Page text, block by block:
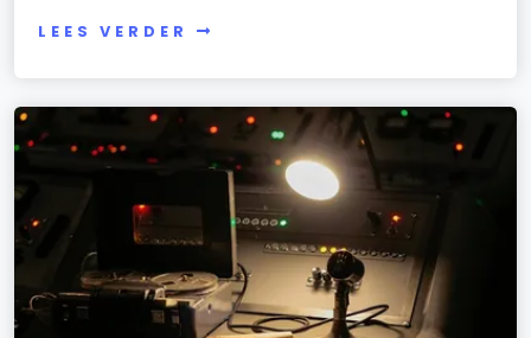
LEES VERDER